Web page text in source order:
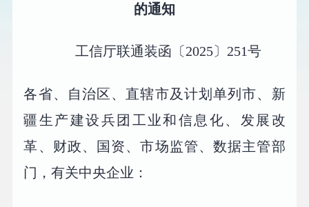
的通知
工信厅联通装函〔2025〕251号
各省、自治区、直辖市及计划单列市、新
疆生产建设兵团工业和信息化、发展改
革、财政、国资、市场监管、数据主管部
门，有关中央企业：